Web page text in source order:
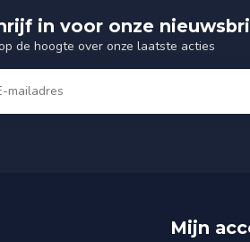
in voor onze
de hoogte over onze laatste acties
Mijn